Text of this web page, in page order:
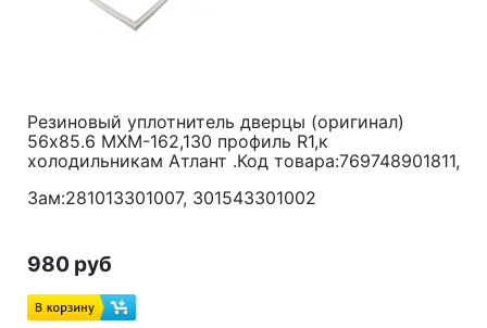
Резиновый уплотнитель дверцы (оригинал)
56х85.6 МХМ-162,130 профиль R1,к
холодильникам Атлант .Код товара:769748901811,
Зам:281013301007, 301543301002
980 руб